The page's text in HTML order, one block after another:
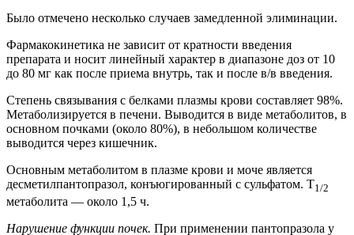
Было отмечено несколько случаев замедленной элиминации.
Фармакокинетика не зависит от кратности введения
препарата и носит линейный характер в диапазоне доз от 10
до 80 мг как после приема внутрь, так и после в/в введения.
Степень связывания с белками плазмы крови составляет 98%.
Метаболизируется в печени. Выводится в виде метаболитов, в
основном почками (около 80%), в небольшом количестве
выводится через кишечник.
Основным метаболитом в плазме крови и моче является
десметилпантопразол, конъюгированный с сульфатом. T1/2
метаболита — около 1,5 ч.
Нарушение функции почек. При применении пантопразола у